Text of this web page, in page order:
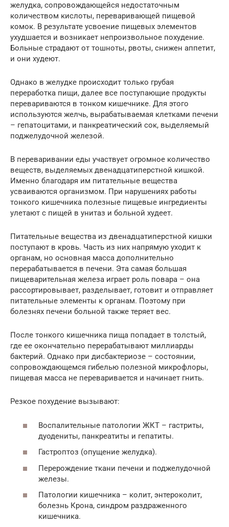
желудка, сопровождающейся недостаточным
количеством кислоты, переваривающей пищевой
комок. В результате усвоение пищевых элементов
ухудшается и возникает непроизвольное похудение.
Больные страдают от тошноты, рвоты, снижен аппетит,
и они худеют.
Однако в желудке происходит только грубая
переработка пищи, далее все поступающие продукты
перевариваются в тонком кишечнике. Для этого
используются желчь, вырабатываемая клетками печени
– гепатоцитами, и панкреатический сок, выделяемый
поджелудочной железой.
В переваривании еды участвует огромное количество
веществ, выделяемых двенадцатиперстной кишкой.
Именно благодаря им питательные вещества
усваиваются организмом. При нарушениях работы
тонкого кишечника полезные пищевые ингредиенты
улетают с пищей в унитаз и больной худеет.
Питательные вещества из двенадцатиперстной кишки
поступают в кровь. Часть из них напрямую уходит к
органам, но основная масса дополнительно
перерабатывается в печени. Эта самая большая
пищеварительная железа играет роль повара – она
рассортировывает, разделывает, готовит и отправляет
питательные элементы к органам. Поэтому при
болезнях печени больной также теряет вес.
После тонкого кишечника пища попадает в толстый,
где ее окончательно перерабатывают миллиарды
бактерий. Однако при дисбактериозе – состоянии,
сопровождающемся гибелью полезной микрофлоры,
пищевая масса не переваривается и начинает гнить.
Резкое похудение вызывают:
Воспалительные патологии ЖКТ – гастриты,
дуодениты, панкреатиты и гепатиты.
Гастроптоз (опущение желудка).
Перерождение ткани печени и поджелудочной
железы.
Патологии кишечника – колит, энтероколит,
болезнь Крона, синдром раздраженного
кишечника.